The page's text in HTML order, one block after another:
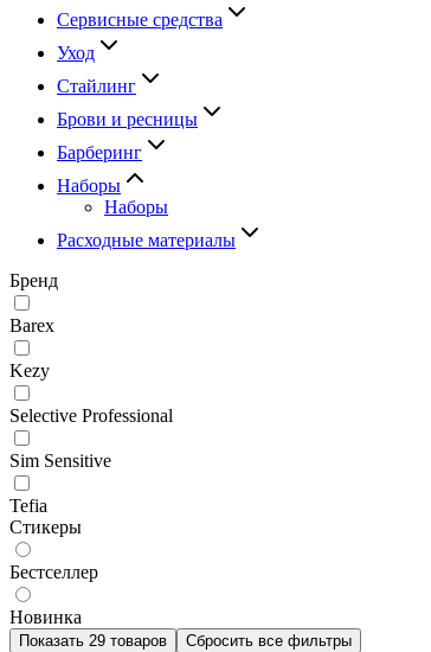
Сервисные средства
Уход
Стайлинг
Брови и ресницы
Барберинг
Наборы
Наборы
Расходные материалы
Бренд
Barex
Kezy
Selective Professional
Sim Sensitive
Tefia
Стикеры
Бестселлер
Новинка
Показать 29 товаров
Сбросить все фильтры